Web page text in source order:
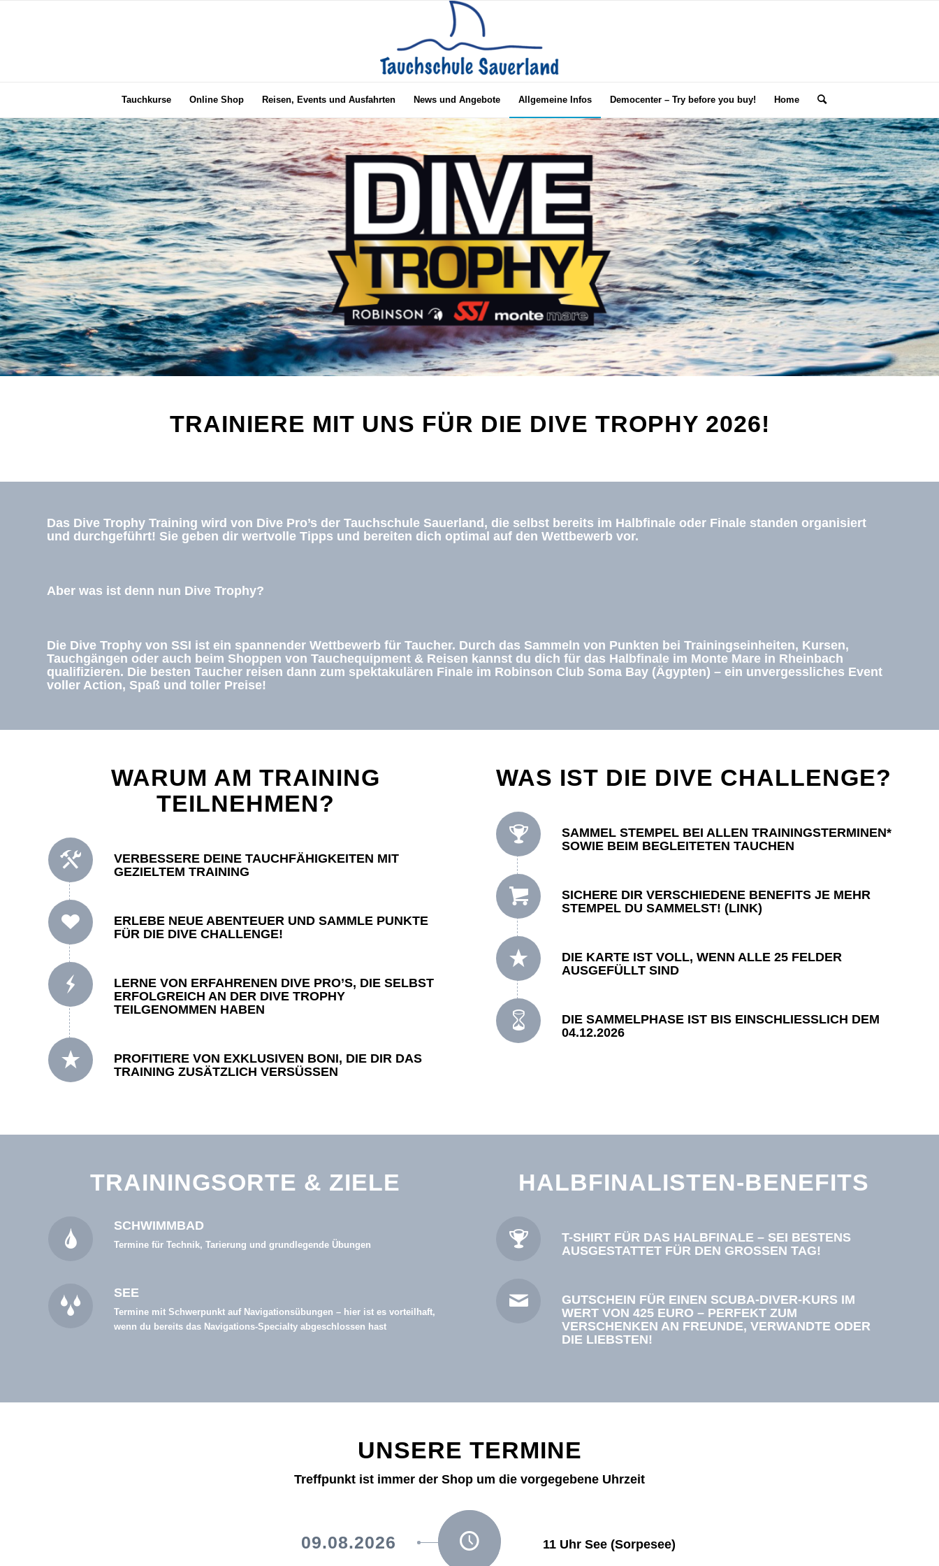
Tauchkurse Online Shop Reisen, Events und Ausfahrten News und Angebote Allgemeine Infos Democenter – Try before you buy! Home
TRAINIERE MIT UNS FÜR DIE DIVE TROPHY 2026!
Das Dive Trophy Training wird von Dive Pro’s der Tauchschule Sauerland, die selbst bereits im Halbfinale oder Finale standen organisiert
und durchgeführt! Sie geben dir wertvolle Tipps und bereiten dich optimal auf den Wettbewerb vor.
Aber was ist denn nun Dive Trophy?
Die Dive Trophy von SSI ist ein spannender Wettbewerb für Taucher. Durch das Sammeln von Punkten bei Trainingseinheiten, Kursen,
Tauchgängen oder auch beim Shoppen von Tauchequipment & Reisen kannst du dich für das Halbfinale im Monte Mare in Rheinbach
qualifizieren. Die besten Taucher reisen dann zum spektakulären Finale im Robinson Club Soma Bay (Ägypten) – ein unvergessliches Event
voller Action, Spaß und toller Preise!
WARUM AM TRAINING
TEILNEHMEN?
VERBESSERE DEINE TAUCHFÄHIGKEITEN MIT
GEZIELTEM TRAINING
ERLEBE NEUE ABENTEUER UND SAMMLE PUNKTE
FÜR DIE DIVE CHALLENGE!
LERNE VON ERFAHRENEN DIVE PRO’S, DIE SELBST
ERFOLGREICH AN DER DIVE TROPHY
TEILGENOMMEN HABEN
PROFITIERE VON EXKLUSIVEN BONI, DIE DIR DAS
TRAINING ZUSÄTZLICH VERSÜSSEN
WAS IST DIE DIVE CHALLENGE?
SAMMEL STEMPEL BEI ALLEN TRAININGSTERMINEN*
SOWIE BEIM BEGLEITETEN TAUCHEN
SICHERE DIR VERSCHIEDENE BENEFITS JE MEHR
STEMPEL DU SAMMELST! (LINK)
DIE KARTE IST VOLL, WENN ALLE 25 FELDER
AUSGEFÜLLT SIND
DIE SAMMELPHASE IST BIS EINSCHLIESSLICH DEM 0
4.12.2026
TRAININGSORTE & ZIELE
SCHWIMMBAD
Termine für Technik, Tarierung und grundlegende Übungen
SEE
Termine mit Schwerpunkt auf Navigationsübungen – hier ist es vorteilhaft,
wenn du bereits das Navigations-Specialty abgeschlossen hast
HALBFINALISTEN-BENEFITS
T-SHIRT FÜR DAS HALBFINALE – SEI BESTENS
AUSGESTATTET FÜR DEN GROSSEN TAG!
GUTSCHEIN FÜR EINEN SCUBA-DIVER-KURS IM
WERT VON 425 EURO – PERFEKT ZUM
VERSCHENKEN AN FREUNDE, VERWANDTE ODER
DIE LIEBSTEN!
UNSERE TERMINE
Treffpunkt ist immer der Shop um die vorgegebene Uhrzeit
09.08.2026 11 Uhr See (Sorpesee)